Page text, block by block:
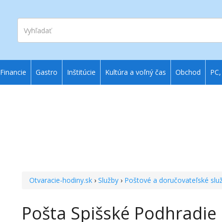
Vyhľadať
Otvaracie-hodiny.sk ›Služby › Poštové a doručovateľské
Pošta Spišské Podhradie
Financie Gastro Inštitúcie Kultúra a voľný čas Obchod